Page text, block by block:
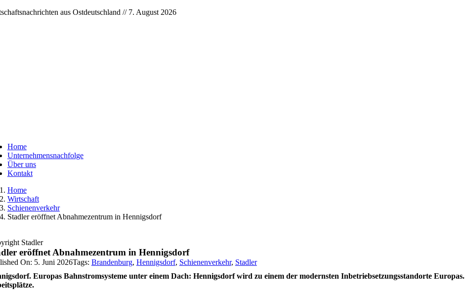
Skip
aus Ostdeutschland // 7. August 2026
Home
Unternehmensnachfolge
Über uns
Kontakt
Home
Wirtschaft
Schienenverkehr
Stadler eröffnet Abnahmezentrum in Hennigsdorf
Stadler
eröffnet Abnahmezentrum in Hennigsdorf
On: 5. Juni 2026Tags: Brandenburg, Hennigsdorf, Schienenverkehr, Stadler
Europas Bahnstromsysteme unter einem Dach: Hennigsdorf wird zu einem der modernsten Inbetriebsetzungsstandorte Europas.